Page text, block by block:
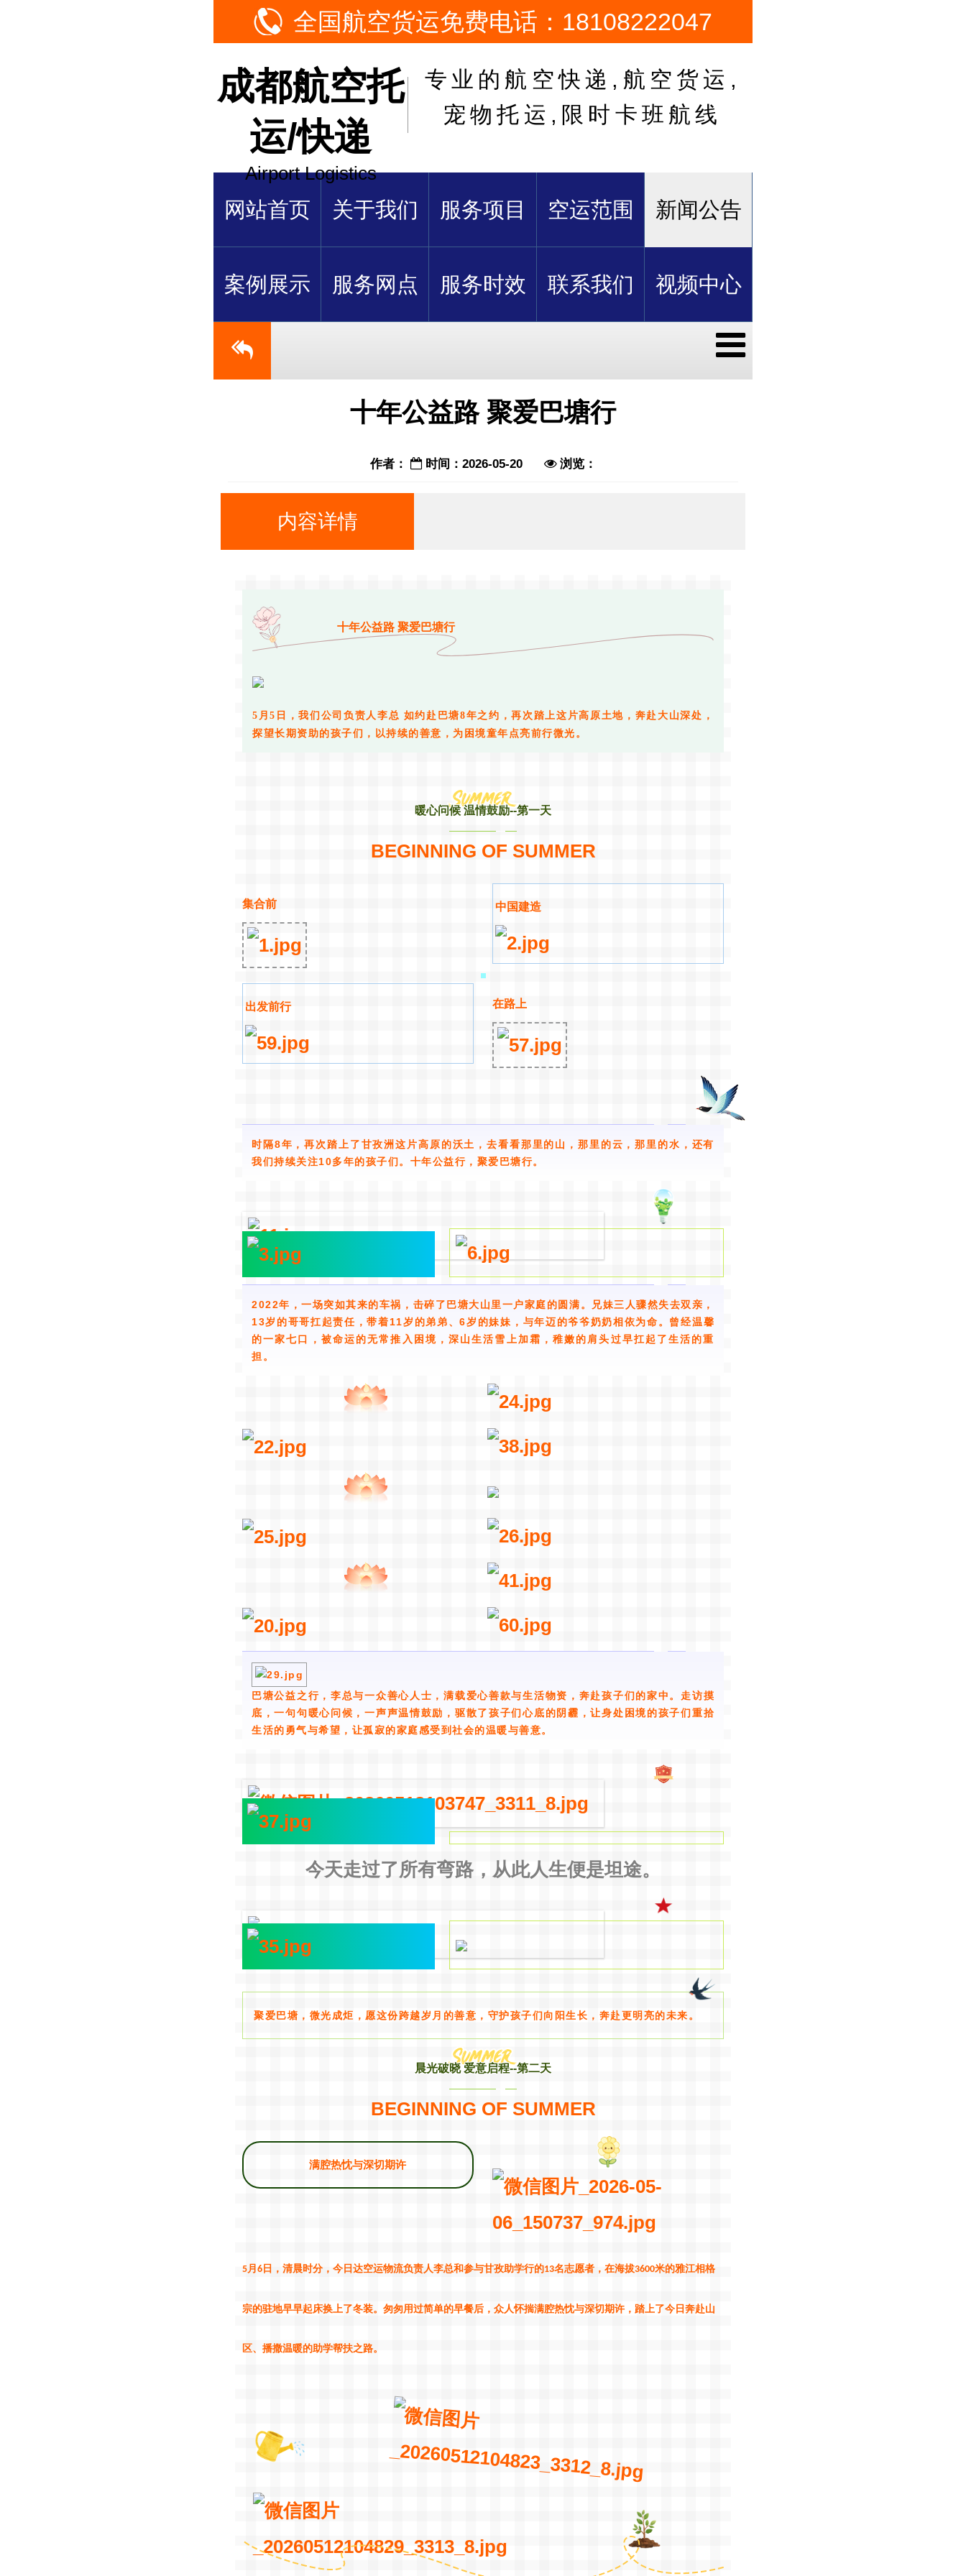
全国航空货运免费电话：18108222047
成都航空托
运/快递
Airport Logistics
专业的航空快递,航空货运,
宠物托运,限时卡班航线
网站首页 关于我们 服务项目 空运范围 新闻公告
案例展示 服务网点 服务时效 联系我们 视频中心
十年公益路 聚爱巴塘行
作者： 时间：2026-05-20 浏览：
内容详情
十年公益路 聚爱巴塘行
5月5日，我们公司负责人李总 如约赴巴塘8年之约，再次踏上这片高原土地，奔赴大山深处，
探望长期资助的孩子们，以持续的善意，为困境童年点亮前行微光。
暖心问候 温情鼓励--第一天
BEGINNING OF SUMMER
集合前 中国建造
出发前行 在路上
时隔8年，再次踏上了甘孜洲这片高原的沃土，去看看那里的山，那里的云，那里的水，还有
我们持续关注10多年的孩子们。十年公益行，聚爱巴塘行。
2022年，一场突如其来的车祸，击碎了巴塘大山里一户家庭的圆满。兄妹三人骤然失去双亲，
13岁的哥哥扛起责任，带着11岁的弟弟、6岁的妹妹，与年迈的爷爷奶奶相依为命。曾经温馨
的一家七口，被命运的无常推入困境，深山生活雪上加霜，稚嫩的肩头过早扛起了生活的重
担。
巴塘公益之行，李总与一众善心人士，满载爱心善款与生活物资，奔赴孩子们的家中。走访摸
底，一句句暖心问候，一声声温情鼓励，驱散了孩子们心底的阴霾，让身处困境的孩子们重拾
生活的勇气与希望，让孤寂的家庭感受到社会的温暖与善意。
今天走过了所有弯路，从此人生便是坦途。
聚爱巴塘，微光成炬，愿这份跨越岁月的善意，守护孩子们向阳生长，奔赴更明亮的未来。
晨光破晓 爱意启程--第二天
BEGINNING OF SUMMER
满腔热忱与深切期许
5月 6 日，清晨时分，今日达空运物流负责人李总和参与甘孜助学行的13名志愿者，在海拔3600米的雅江相格
宗的驻地早早起床换上了冬装。匆匆用过简单的早餐后，众人怀揣满腔热忱与深切期许，踏上了今日奔赴山
区、播撒温暖的助学帮扶之路。